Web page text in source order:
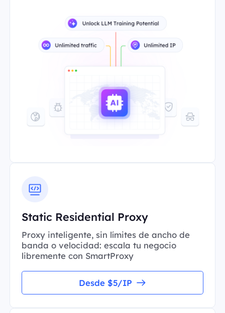
Static Residential Proxy
Proxy inteligente, sin límites de ancho de
banda o velocidad: escala tu negocio
libremente con SmartProxy
Desde $5/IP